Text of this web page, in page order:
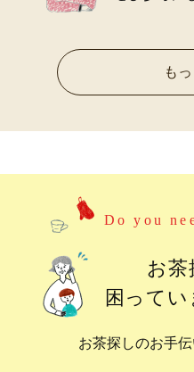
も
Do you
お茶
困ってい
お茶探しのお手